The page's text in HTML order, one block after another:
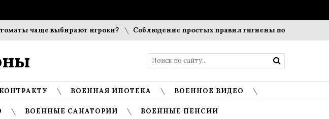
чаще выбирают игроки? Соблюдение простых правил гигиены помогает
ВОЕННАЯ ИПОТЕКА ВОЕННОЕ ВИДЕО
ВОЕННЫЕ САНАТОРИИ
ВОЕННЫЕ ПЕНСИИ